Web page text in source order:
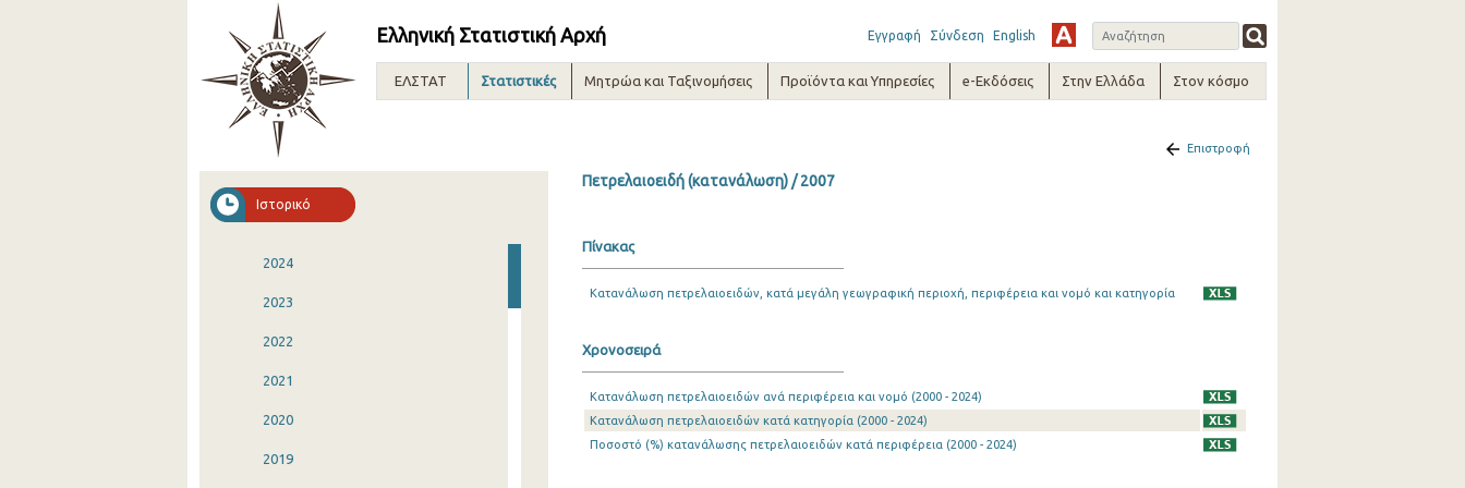
Ελληνική Στατιστική Αρχή Εγγραφή Σύνδεση English
ΕΛΣΤΑΤ Στατιστικές Μητρώα και Ταξινομήσεις Προϊόντα και Υπηρεσίες e-Εκδόσεις Στην Ελλάδα Στον κόσμο
Ιστορικό
2024
2023
2022
2021
2020
2019
Επιστροφή
Πετρελαιοειδή (κατανάλωση) / 2007
Πίνακας
Κατανάλωση πετρελαιοειδών, κατά μεγάλη γεωγραφική περιοχή, περιφέρεια και νομό και κατηγορία
Χρονοσειρά
Κατανάλωση πετρελαιοειδών ανά περιφέρεια και νομό (2000 - 2024)
Κατανάλωση πετρελαιοειδών κατά κατηγορία (2000 - 2024)
Ποσοστό (%) κατανάλωσης πετρελαιοειδών κατά περιφέρεια (2000 - 2024)